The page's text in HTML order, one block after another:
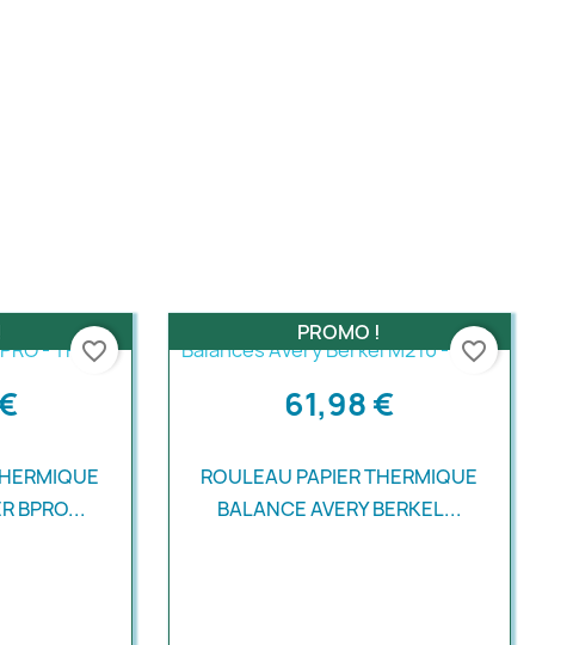
BPRO...
favorite_border
PROMO !
61,98 €
ROULEAU PAPIER THERMIQUE
BALANCE AVERY BERKEL...
favorite_border